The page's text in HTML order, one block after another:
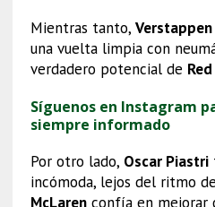
Mientras tanto, Verstappen
una vuelta limpia con
verdadero potencial de
Síguenos en Instagram
siempre informado
Por otro lado, Oscar Piastri
incómoda, lejos del ritmo
McLarenconfía en mejorar